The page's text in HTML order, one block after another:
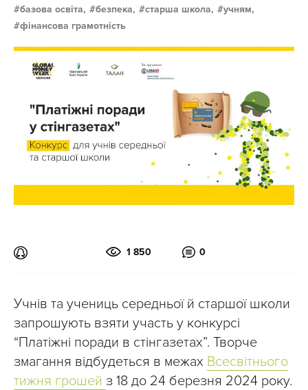
базова освіта, безпека, старша школа,
учням,
фінансова грамотність
1 850 0
Учнів та учениць середньої й старшої школи
запрошують взяти участь у конкурсі
“Платіжні поради в стінгазетах”. Творче
змагання відбудеться в межах Всесвітнього
тижня грошей з 18 до 24 березня 2024 року.